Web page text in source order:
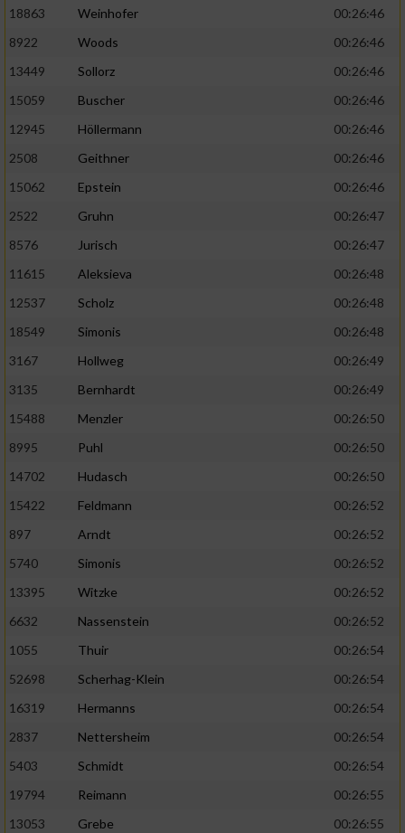
18863
Weinhofer
00:26:46
8922
Woods
00:26:46
13449
Sollorz
00:26:46
15059
Buscher
00:26:46
12945
Höllermann
00:26:46
2508
Geithner
00:26:46
15062
Epstein
00:26:46
2522
Gruhn
00:26:47
8576
Jurisch
00:26:47
11615
Aleksieva
00:26:48
12537
Scholz
00:26:48
18549
Simonis
00:26:48
3167
Hollweg
00:26:49
3135
Bernhardt
00:26:49
15488
Menzler
00:26:50
8995
Puhl
00:26:50
14702
Hudasch
00:26:50
15422
Feldmann
00:26:52
897
Arndt
00:26:52
5740
Simonis
00:26:52
13395
Witzke
00:26:52
6632
Nassenstein
00:26:52
1055
Thuir
00:26:54
52698
Scherhag-Klein
00:26:54
16319
Hermanns
00:26:54
2837
Nettersheim
00:26:54
5403
Schmidt
00:26:54
19794
Reimann
00:26:55
13053
Grebe
00:26:55